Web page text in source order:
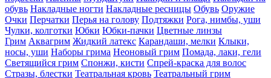
обувь Накладные ногти Накладные ресницы Обувь Оружие
Очки Перчатки Перья на голову Подтяжки Рога, нимбы, уши
Чулки, колготки Юбки Юбки-пачки Цветные линзы
Грим Аквагрим Жидкий латекс Карандаши, мелки Клыки,
носы, уши Наборы грима Неоновый грим Помада, лаки, гели
Светящийся грим Спонжи, кисти Спрей-краска для волос
Стразы, блестки Театральная кровь Театральный грим